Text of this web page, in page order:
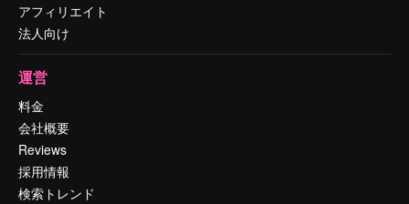
アフィリエイト
法人向け
運営
料金
会社概要
Reviews
採用情報
検索トレンド